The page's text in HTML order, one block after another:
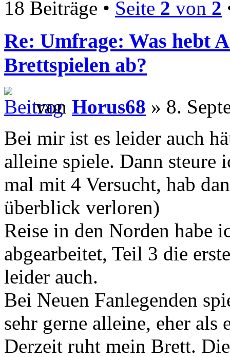
18 Beiträge • Seite 2 von 2
Re: Umfrage: Was hebt
Brettspielen ab?
von Horus68 » 8.
Bei mir ist es leider auch
alleine spiele. Dann steure
mal mit 4 Versucht, hab
überblick verloren)
Reise in den Norden habe
abgearbeitet, Teil 3 die
leider auch.
Bei Neuen Fanlegenden
sehr gerne alleine, eher als
Derzeit ruht mein Brett.